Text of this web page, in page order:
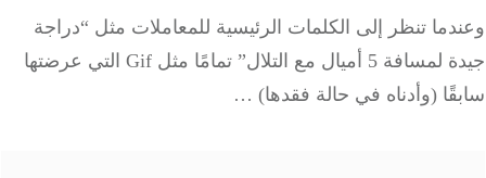
تنظر إلى الكلمات الرئيسية للمعاملات مثل “دراجة
جيدة لمسافة 5 أميال مع التلال” تمامًا مثل Gif التي عرضتها
(وأدناه في حالة فقدها) …